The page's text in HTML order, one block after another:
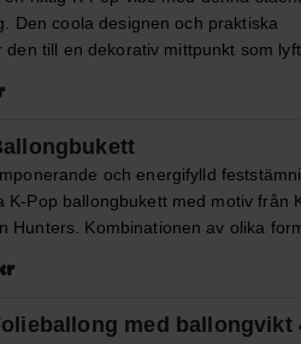
✔️ Inkluderar sugrör och vitt
(ca 1,5 m)
Den coola designen och praktiska
den till en dekorativ mittpunkt som
Höjd ca 80 cm.
och energifylld
K-Pop ballongbukett med motiv från
Hunters. Kombinationen av olika
sig och blir ett självklart blickfång på
x 70 cm), 3 stjärnformade
kr
med ballongvikt